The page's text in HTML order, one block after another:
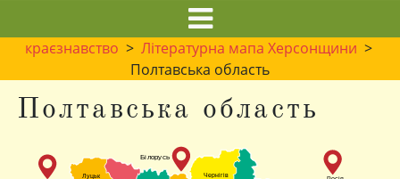
краєзнавство > Літературна мапа Херсонщини >
Полтавська область
Полтавська область
Чернігів
Луцьк
Білорусь